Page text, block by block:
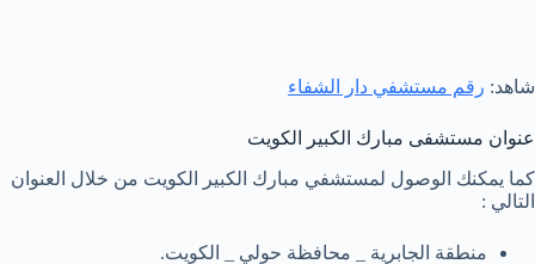
شاهد: رقم مستشفي دار الشفاء
عنوان مستشفى مبارك الكبير الكويت
كما يمكنك الوصول لمستشفي مبارك الكبير الكويت من خلال العنوان
التالي :
منطقة الجابرية _ محافظة حولي _ الكويت.